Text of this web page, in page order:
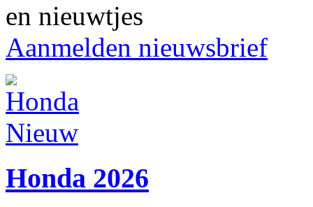
en nieuwtjes
Aanmelden nieuwsbrief
Honda 2026